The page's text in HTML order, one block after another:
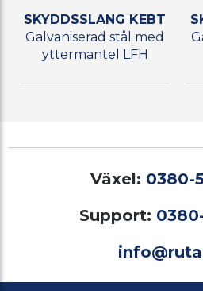
SKYDDSSLANG KEBT
Galvaniserad stål med
yttermantel LFH
Växel: 0380-
Support: